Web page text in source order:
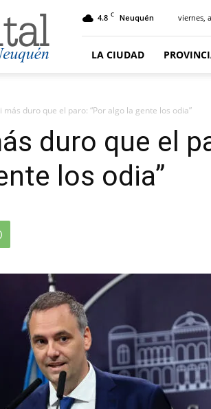
4.8 C Neuquén viernes,
LA CIUDAD
más duro que el paro: “Por algo la gente los odia”
duro que el
los odia”